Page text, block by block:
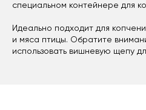
специальном контейнере для
Идеально подходит для
и мяса птицы. Обратите
использовать вишневую щепу